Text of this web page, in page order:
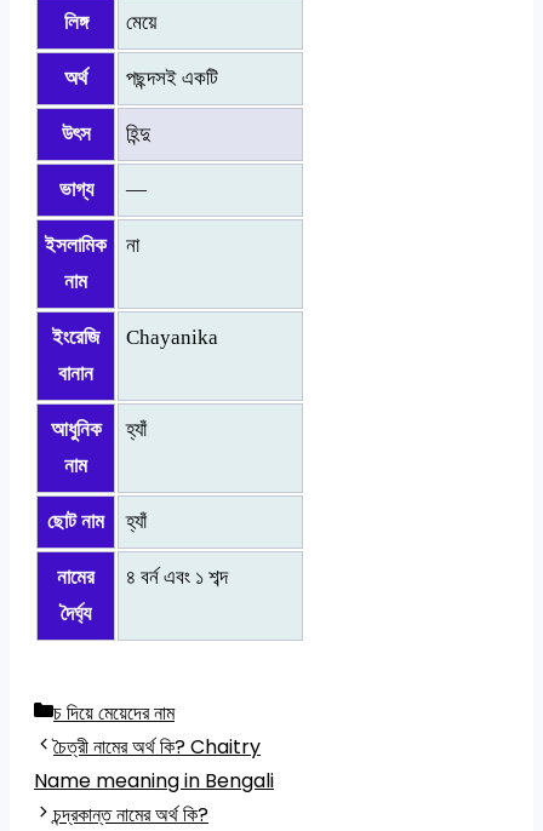
লিঙ্গ মেয়ে
অর্থ পছন্দসই একটি
উৎস হিন্দু
ভাগ্য —
ইসলামিক
নাম
না
ইংরেজি
বানান
Chayanika
আধুনিক
নাম
হ্যাঁ
ছোট নাম হ্যাঁ
নামের
দৈর্ঘ্য
৪ বর্ন এবং ১ শব্দ
Categories
চ দিয়ে মেয়েদের নাম
চৈত্রী নামের অর্থ কি? Chaitry
Name meaning in Bengali
চন্দ্রকান্ত নামের অর্থ কি?